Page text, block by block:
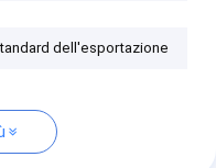
dell'esportazione